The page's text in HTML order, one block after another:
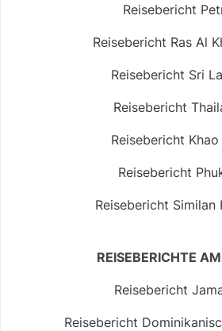
Reisebericht
Reisebericht Ras Al
Reisebericht Sri
Reisebericht
Reisebericht Khao
Reisebericht
Reisebericht Similan
REISEBERICHTE
Reisebericht
Reisebericht